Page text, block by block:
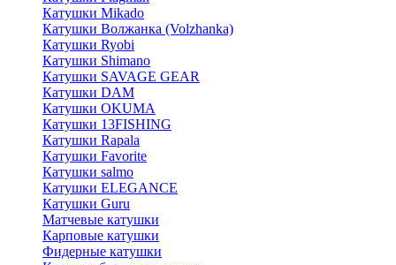
Катушки Mikado
Катушки Волжанка (Volzhanka)
Катушки Ryobi
Катушки Shimano
Катушки SAVAGE GEAR
Катушки DAM
Катушки OKUMA
Катушки 13FISHING
Катушки Rapala
Катушки Favorite
Катушки salmo
Катушки ELEGANCE
Катушки Guru
Матчевые катушки
Карповые катушки
Фидерные катушки